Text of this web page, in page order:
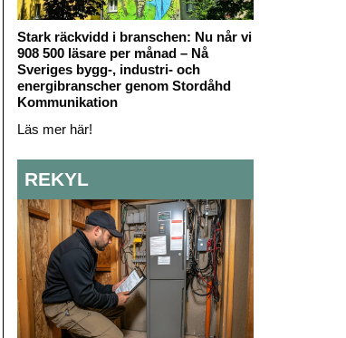
Stark räckvidd i branschen: Nu når vi
908 500 läsare per månad – Nå
Sveriges bygg-, industri- och
energibranscher genom Stordåhd
Kommunikation
Läs mer här!
REKYL